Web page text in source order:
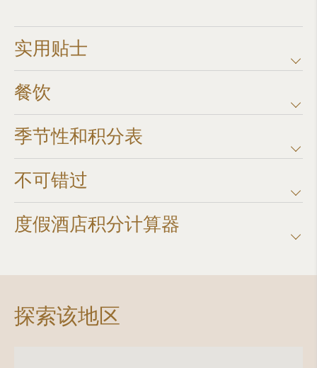
实用贴士
餐饮
季节性和积分表
不可错过
度假酒店积分计算器​
探索该地区